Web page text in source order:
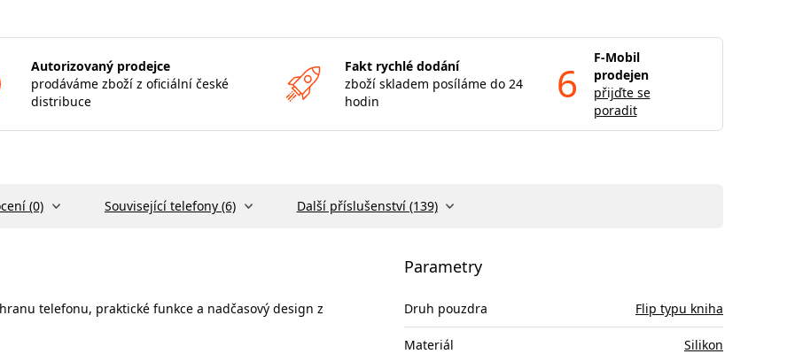
Autorizovaný prodejce
prodáváme zboží z oficiální české
distribuce
Fakt rychlé dodání
zboží skladem posíláme do 24
hodin
6
F-Mobil
prodejen
přijďte se
poradit
(0) Související telefony (6) Další příslušenství (139)
telefonu, praktické funkce a nadčasový design z
Parametry
Druh pouzdra Flip typu kniha
Materiál Silikon